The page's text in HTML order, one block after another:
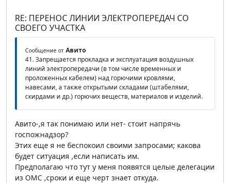
RE: ПЕРЕНОС ЛИНИИ ЭЛЕКТРОПЕРЕДАЧ СО
СВОЕГО УЧАСТКА
Сообщение от Авито
41. Запрещается прокладка и эксплуатация воздушных
линий электропередачи (в том числе временных и
проложенных кабелем) над горючими кровлями,
навесами, а также открытыми складами (штабелями,
скирдами и др.) горючих веществ, материалов и изделий.
Авито-,я так понимаю или нет- стоит напрячь
госпожнадзор?
Этих еще я не беспокоил своими запросами; какова
будет ситуация ,если написать им.
Предполагаю что тут у меня появятся целые делегации
из ОМС ,сроки и еще черт знает откуда.